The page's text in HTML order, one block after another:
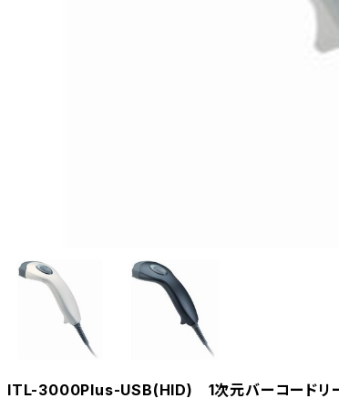
ITL-3000Plus-USB(HID) 1次元バーコードリ